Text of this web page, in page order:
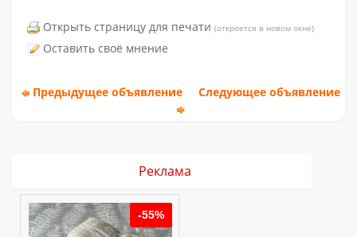
Открыть страницу для печати (откроется в новом окне)
Оставить своё мнение
Предыдущее объявление Следующее объявление
Реклама
-55%